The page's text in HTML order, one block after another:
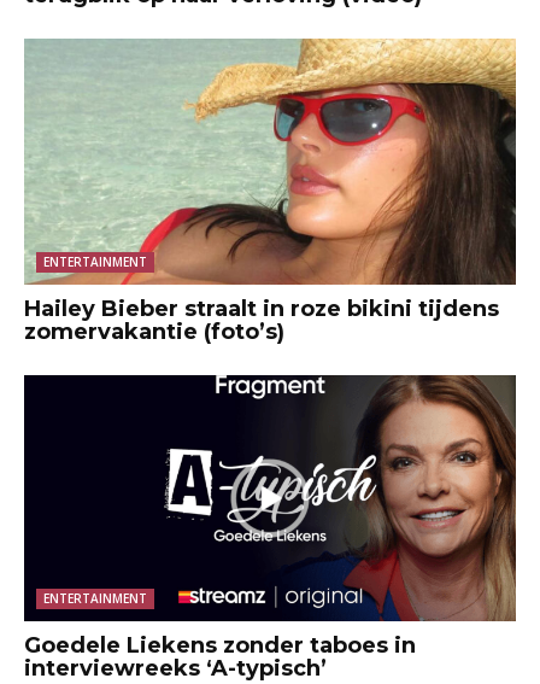
ENTERTAINMENT
Hailey Bieber straalt in roze bikini tijdens
zomervakantie (foto’s)
ENTERTAINMENT
Goedele Liekens zonder taboes in
interviewreeks ‘A-typisch’